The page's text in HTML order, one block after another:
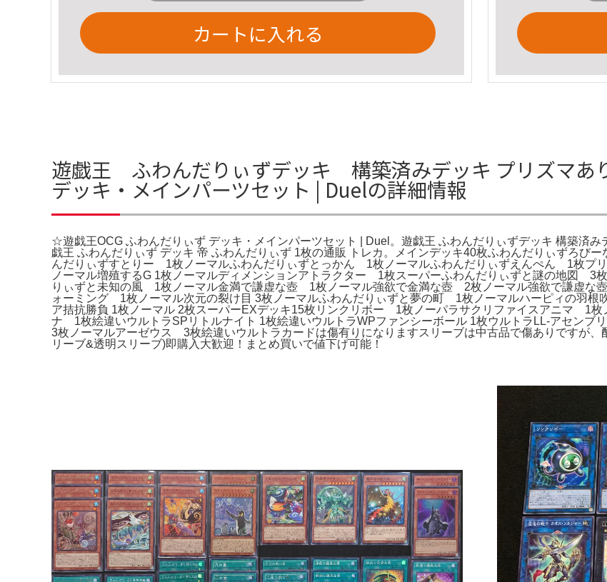
カートに入れる
遊戯王 ふわんだりぃずデッキ 構築済みデッキ プリズマあ
デッキ・メインパーツセット | Duelの詳細情報
☆遊戯王OCG ふわんだりぃず デッキ・メインパーツセット | Duel。遊戯王 ふわんだりぃずデッキ 構築済
戯王 ふわんだりぃず デッキ 帝 ふわんだりぃず 1枚の通販 トレカ。メインデッキ40枚ふわんだりぃずろ
んだりぃずすとりー 1枚ノーマルふわんだりぃずとっかん 1枚ノーマルふわんだりぃずえんぺん 1枚
ノーマル増殖するG 1枚ノーマルディメンションアトラクター 1枚スーパーふわんだりぃずと謎の地図 3
りぃずと未知の風 1枚ノーマル金満で謙虚な壺 1枚ノーマル強欲で金満な壺 2枚ノーマル強欲で謙虚な
ォーミング 1枚ノーマル次元の裂け目 3枚ノーマルふわんだりぃずと夢の町 1枚ノーマルハーピィの羽根
ア拮抗勝負 1枚ノーマル 2枚スーパーEXデッキ15枚リンクリボー 1枚ノーパラサクリファイスアニマ 1
ナ 1枚絵違いウルトラSPリトルナイト 1枚絵違いウルトラWPファンシーボール 1枚ウルトラLL-アセンブ
3枚ノーマルアーゼウス 3枚絵違いウルトラカードは傷有りになりますスリーブは中古品で傷ありですが、
リーブ&透明スリーブ)即購入大歓迎！まとめ買いで値下げ可能！